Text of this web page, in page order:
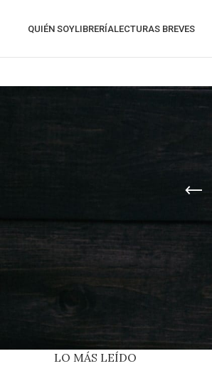
QUIÉN SOYLIBRERÍALECTURAS BREVES
LO MÁS LEÍDO